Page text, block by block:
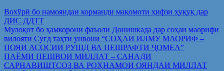
Вохўрӣ бо намояндаи корманди мақомоти ҳифзи ҳуқуқ дар
ДИС ДДТТ
Мулоқот бо ҳамкорони фаъоли Донишкада дар соҳаи маорифи
вилояти Суғд таҳти унвони “СОҲАИ ИЛМУ МАОРИФ –
ПОЯИ АСОСИИ РУШД ВА ПЕШРАФТИ ҶОМЕА”
ПАЁМИ ПЕШВОИ МИЛЛАТ – САНАДИ
САРНАВИШТСОЗ ВА РОҲНАМОИ ОЯНДАИ МИЛЛАТ